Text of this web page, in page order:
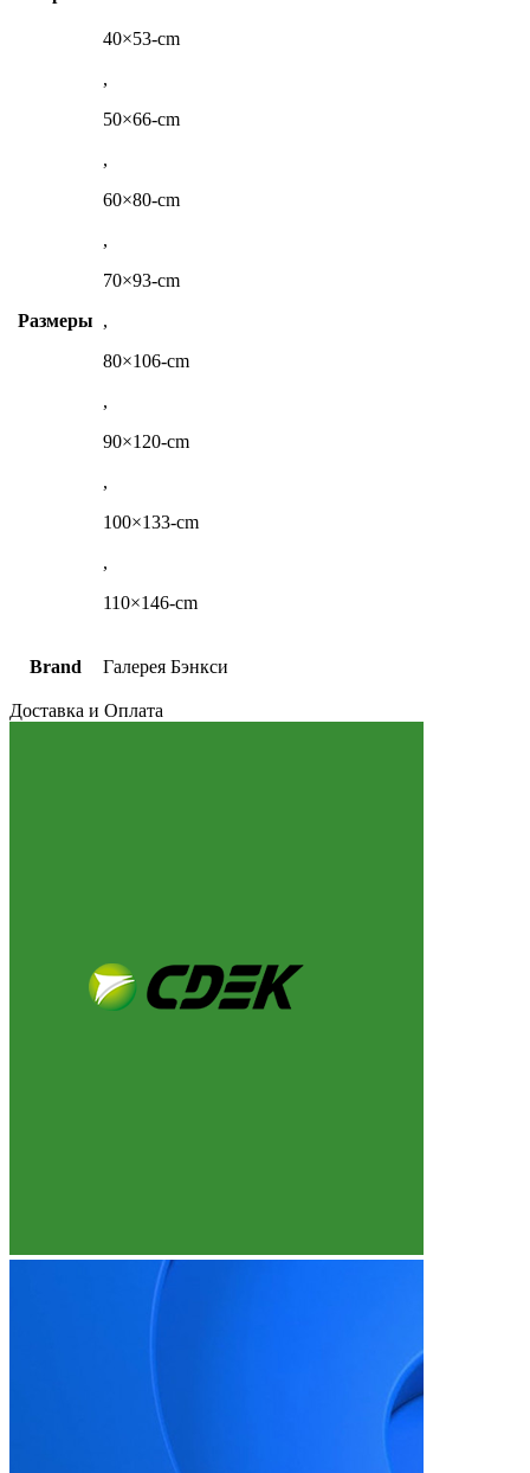
Размеры
40×53-cm
,
50×66-cm
,
60×80-cm
,
70×93-cm
,
80×106-cm
,
90×120-cm
,
100×133-cm
,
110×146-cm
Brand Галерея Бэнкси
Доставка и Оплата